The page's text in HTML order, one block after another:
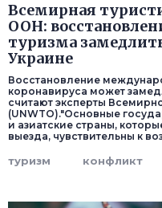
Всемирная
ООН:
туризма
Украине
Восстановление
коронавируса может
считают эксперты
(UNWTO)."Основные
и азиатские страны,
выезда, чувствительны к
туризм конфликт